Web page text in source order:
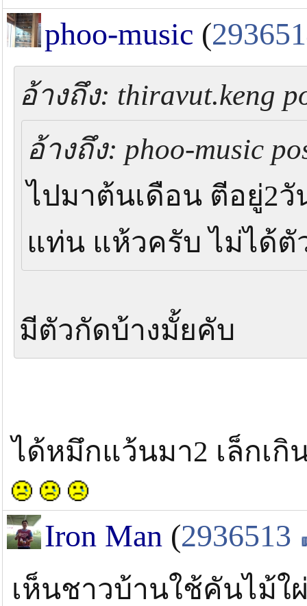
phoo-music (
อ้างถึง: thiravut.keng
อ้างถึง: phoo-music
ไปมาต้นเดือน ตีอยู่2
แท่น แห้วครับ ไม่ได้ตั
มีตัวกัดบ้างมั้ยคับ
ได้หมึกแว้นมา2 เล็กเ
Iron Man (2936513
เห็นชาวบ้านใช้คันไม้ใ